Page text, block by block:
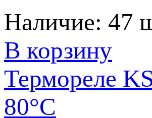
Наличие: 47
В корзину
Термореле
80°С